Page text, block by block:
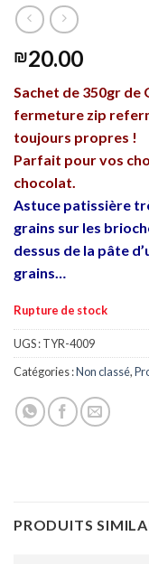
₪20.00
Sachet de 350gr de
fermeture zip
toujours propres !
Parfait pour vos
chocolat.
Astuce patissière
grains sur les
dessus de la pâte
grains…
Rupture de stock
UGS :TYR-4009
Catégories :Non classé,
PRODUITS